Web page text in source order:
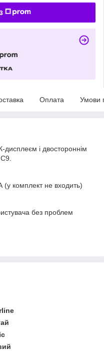
Оплата Умови
і двостороннім
комплект не входить)
без проблем